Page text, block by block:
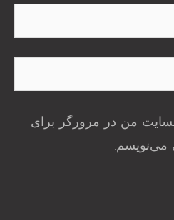
من در مرورگر برای
می‌نویسم.